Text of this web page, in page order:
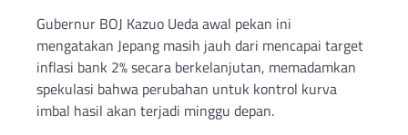
Gubernur BOJ Kazuo Ueda awal pekan ini
mengatakan Jepang masih jauh dari mencapai target
inflasi bank 2% secara berkelanjutan, memadamkan
spekulasi bahwa perubahan untuk kontrol kurva
imbal hasil akan terjadi minggu depan.